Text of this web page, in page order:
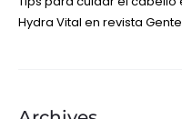
Hydra Vital en revista Gente